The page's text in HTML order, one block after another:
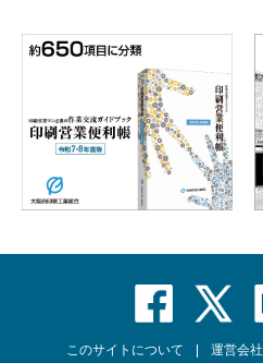
このサイトについて 運営会社